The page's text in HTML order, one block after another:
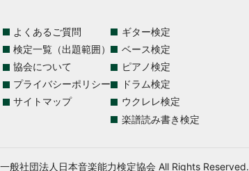
よくあるご質問
検定一覧（出題範囲）
協会について
プライバシーポリシー
サイトマップ
ギター検定
ベース検定
ピアノ検定
ドラム検定
ウクレレ検定
楽譜読み書き検定
般社団法人日本音楽能力検定協会 All Rights Reserved.